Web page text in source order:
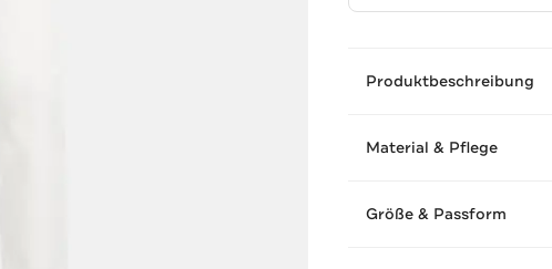
Produktbeschreibung
Material & Pflege
Größe & Passform